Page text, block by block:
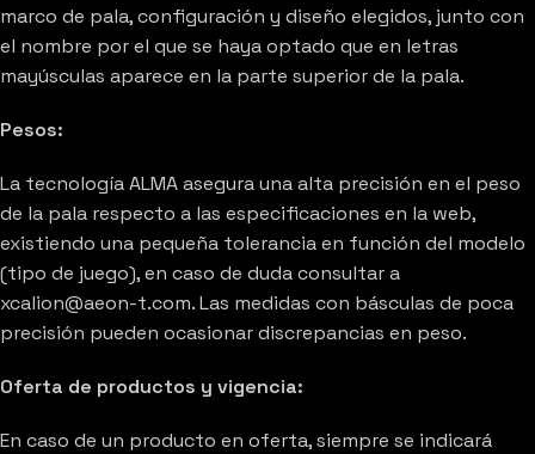
marco de pala, configuración y diseño elegidos, junto con
el nombre por el que se haya optado que en letras
mayúsculas aparece en la parte superior de la pala.
Pesos:
La tecnología ALMA asegura una alta precisión en el peso
de la pala respecto a las especificaciones en la web,
existiendo una pequeña tolerancia en función del modelo
(tipo de juego), en caso de duda consultar a
xcalion@aeon-t.com. Las medidas con básculas de poca
precisión pueden ocasionar discrepancias en peso.
Oferta de productos y vigencia:
En caso de un producto en oferta, siempre se indicará